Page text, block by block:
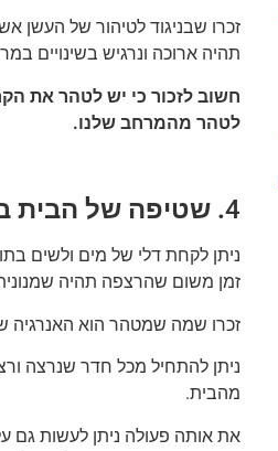
זכרו שבניגוד לטיהור של העשן
תהיה ארוכה ונרגיש בשינויים
חשוב לזכור כי יש לטהר את
לטהר מהמרחב שלנו.
4. שטיפה של הבית
זמן משום שהרצפה תהיה
זכרו שמה שמטהר הוא האנרגיה
ניתן להתחיל מכל חדר שנרצה
מהבית.
את אותה פעולה ניתן לעשות גם